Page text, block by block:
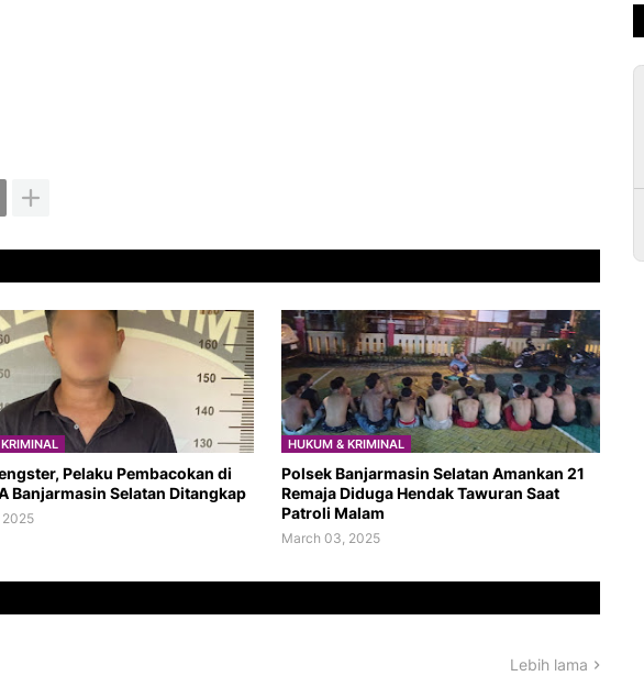
Pelaku Pembacokan di
Banjarmasin Selatan Ditangkap
HUKUM & KRIMINAL
Polsek Banjarmasin Selatan Amankan 21
Remaja Diduga Hendak Tawuran Saat
Patroli Malam
March 03, 2025
Lebih lama